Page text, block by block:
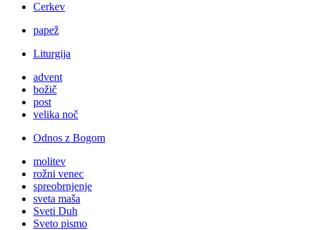
Cerkev
papež
Liturgija
advent
božič
post
velika noč
Odnos z Bogom
molitev
rožni venec
spreobrnjenje
sveta maša
Sveti Duh
Sveto pismo